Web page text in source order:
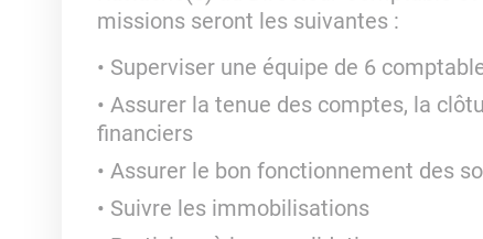
missions seront les suivantes :
Superviser une équipe de 6
Assurer la tenue des comptes, la
financiers
Assurer le bon fonctionnement des
Suivre les immobilisations